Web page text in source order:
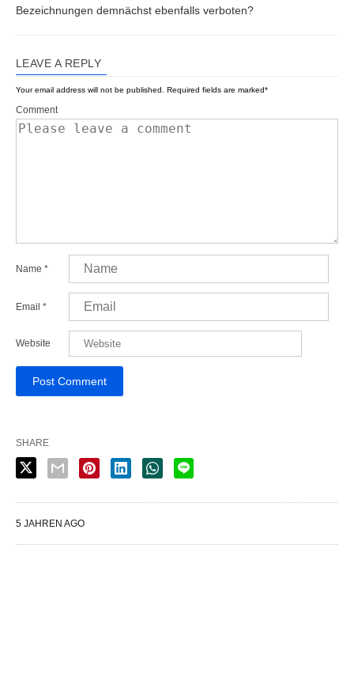
Bezeichnungen demnächst ebenfalls verboten?
LEAVE A REPLY
Your email address will not be published. Required fields are marked*
Comment
Name *
Email *
Website
SHARE
5 JAHREN AGO